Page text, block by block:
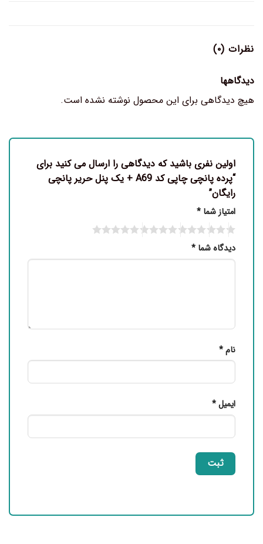
نظرات (۰)
دیدگاهها
هیچ دیدگاهی برای این محصول نوشته نشده است.
اولین نفری باشید که دیدگاهی را ارسال می کنید برای
“پرده پانچی چاپی کد A69 + یک پنل حریر پانچی
رایگان”
امتیاز شما *
دیدگاه شما *
نام*
ایمیل*